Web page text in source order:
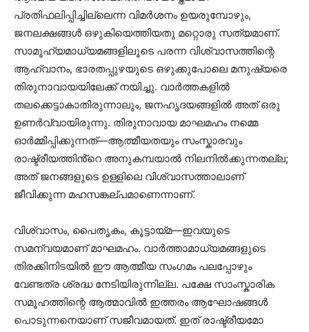
പ്രതിഫലിപ്പിച്ചില്ലെന്ന വിമർശനം ഉയരുമ്പോഴും,
ജനലക്ഷങ്ങൾ ഒഴുകിയെത്തിയതു മറ്റൊരു സത്യമാണ്.
സാമൂഹ്യമാധ്യമങ്ങളിലൂടെ പരന്ന വിശ്വാസത്തിന്റെ
ആഹ്വാനം, ഭാരതപ്പുഴയുടെ ഒഴുക്കുപോലെ മനുഷ്യരെ
തിരുനാവായയിലേക്ക് നയിച്ചു. വാർത്തകളിൽ
തലക്കെട്ടാകാതിരുന്നാലും, ജനഹൃദയങ്ങളിൽ അത് ഒരു
ഉണർവ്വായിരുന്നു. തിരുനാവായ മാഘമഹം നമ്മെ
ഓർമ്മിപ്പിക്കുന്നത്—ആത്മീയതയും സംസ്കാരവും
രാഷ്ട്രീയത്തിൻ്റെ അനുകമ്പയാൽ നിലനിൽക്കുന്നതല്ല;
അത് ജനങ്ങളുടെ ഉള്ളിലെ വിശ്വാസത്താലാണ്
ജീവിക്കുന്ന മഹസങ്കല്പമാണെന്നാണ്.
വിശ്വാസം, പൈതൃകം, കൂട്ടായ്മ—ഇവയുടെ
സമന്വയമാണ് മാഘമഹം. വാർത്താമാധ്യമങ്ങളുടെ
തിരക്കിനിടയിൽ ഈ ആത്മീയ സംഗമം പലപ്പോഴും
വേണ്ടത്ര ശ്രദ്ധ നേടിയിരുന്നില്ല. പക്ഷേ സാംസ്കാരിക
സമൂഹത്തിന്റെ ആത്മാവിൽ ഇത്തരം ആഘോഷങ്ങൾ
പൊടുന്നനെയാണ് സജീവമായത്. ഇത് രാഷ്ട്രീയമോ